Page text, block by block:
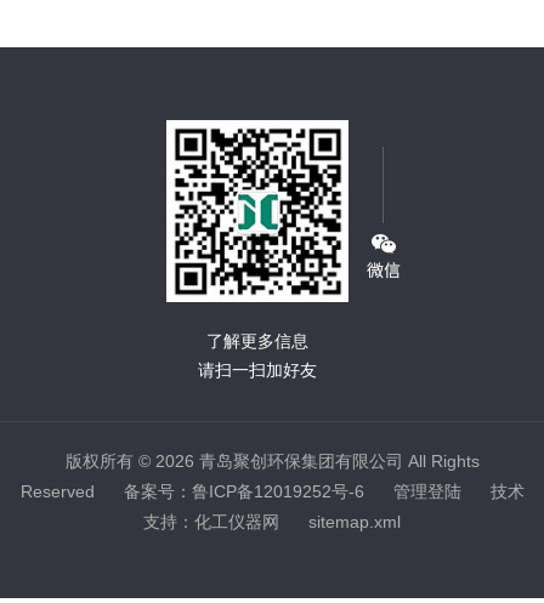
了解更多信息
请扫一扫加好友
版权所有 © 2026 青岛聚创环保集团有限公司 All Rights
Reserved 备案号：鲁ICP备12019252号-6 管理登陆技术
支持： 化工仪器网 sitemap.xml